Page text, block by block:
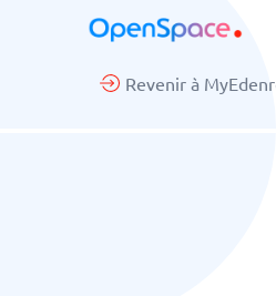
Revenir à